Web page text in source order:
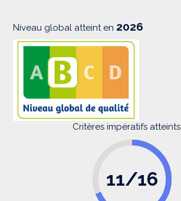
Niveau global atteint en 2026
Critères impératifs atteints
11/16